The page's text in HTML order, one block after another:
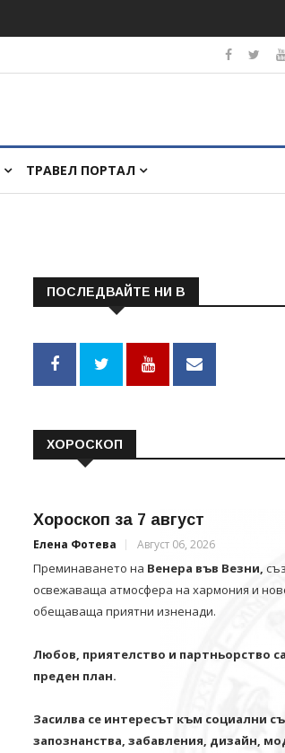
ТРАВЕЛ ПОРТАЛ
ПОСЛЕДВАЙТЕ НИ В
ХОРОСКОП
Хороскоп за 7 август
Елена Фотева Август 06, 2026
Преминаването на Венера във Везни,
освежаваща атмосфера на хармония и
обещаваща приятни изненади.
Любов, приятелство и партньорство
преден план.
Засилва се интересът към социални
запознанства, забавления, дизайн,